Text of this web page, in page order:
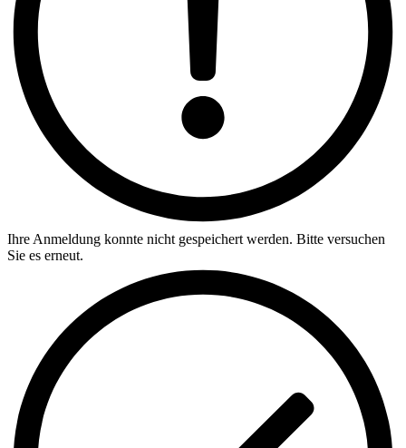
Ihre Anmeldung konnte nicht gespeichert werden. Bitte versuchen
Sie es erneut.